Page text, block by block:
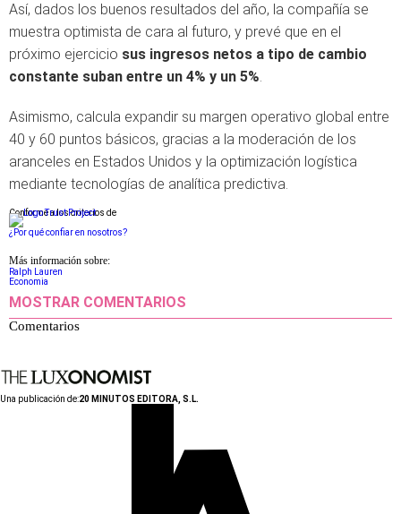
Así, dados los buenos resultados del año, la compañía se
muestra optimista de cara al futuro, y prevé que en el
próximo ejercicio sus ingresos netos a tipo de cambio
constante suban entre un 4% y un 5%.
Asimismo, calcula expandir su margen operativo global entre
40 y 60 puntos básicos, gracias a la moderación de los
aranceles en Estados Unidos y la optimización logística
mediante tecnologías de analítica predictiva.
Conforme a los criterios de
¿Por qué confiar en nosotros?
Más información sobre:
Ralph Lauren
Economia
MOSTRAR COMENTARIOS
Comentarios
Una publicación de:20 MINUTOS EDITORA, S.L.